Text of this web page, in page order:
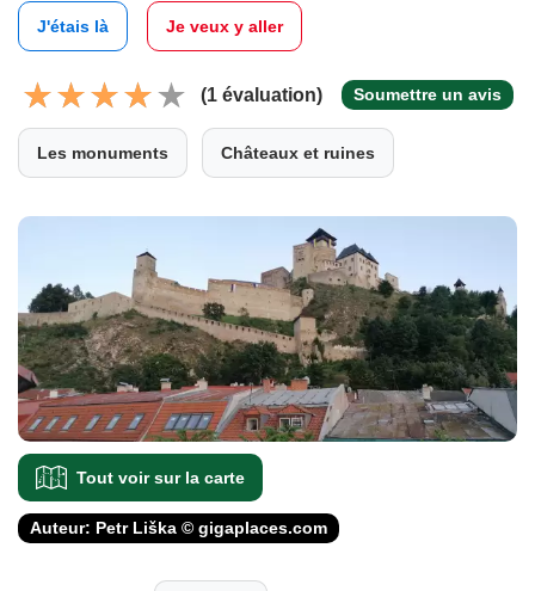
J'étais là Je veux y aller
(1 évaluation) Soumettre un avis
Les monuments Châteaux et ruines
Tout voir sur la carte
Auteur: Petr Liška © gigaplaces.com